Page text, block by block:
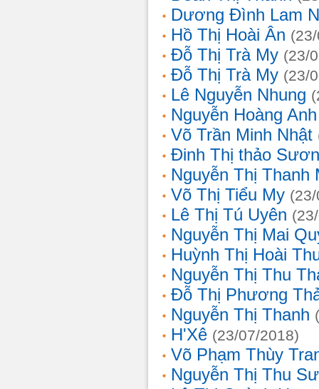
Dương Đình Lam
Hồ Thị Hoài Ân
Đỗ Thị Trà My (23/
Đỗ Thị Trà My (23/
Lê Nguyễn Nhung
Nguyễn Hoàng Anh
Võ Trần Minh Nhật
Đinh Thị thảo
Nguyễn Thị Thanh
Võ Thị Tiểu My
Lê Thị Tú Uyên
Nguyễn Thị Mai
Huỳnh Thị Hoài
Nguyễn Thị Thu
Đỗ Thị Phương
Nguyễn Thị Thanh
H'Xê (23/07/2018)
Võ Phạm Thùy
Nguyễn Thị Thu